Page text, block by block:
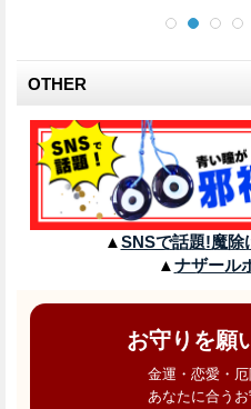
OTHER
▲SNSで話題!魔除
▲ナザール
お守りを願
金運・恋愛・
あなたに合う